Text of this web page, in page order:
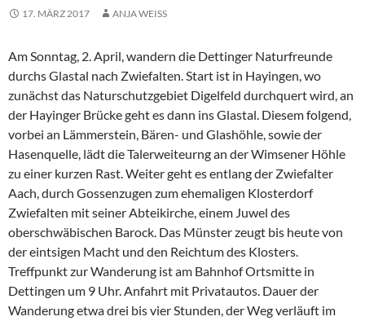
17. MÄRZ 2017 ANJA WEISS
Am Sonntag, 2. April, wandern die Dettinger Naturfreunde
durchs Glastal nach Zwiefalten. Start ist in Hayingen, wo
zunächst das Naturschutzgebiet Digelfeld durchquert wird, an
der Hayinger Brücke geht es dann ins Glastal. Diesem folgend,
vorbei an Lämmerstein, Bären- und Glashöhle, sowie der
Hasenquelle, lädt die Talerweiteurng an der Wimsener Höhle
zu einer kurzen Rast. Weiter geht es entlang der Zwiefalter
Aach, durch Gossenzugen zum ehemaligen Klosterdorf
Zwiefalten mit seiner Abteikirche, einem Juwel des
oberschwäbischen Barock. Das Münster zeugt bis heute von
der eintsigen Macht und den Reichtum des Klosters.
Treffpunkt zur Wanderung ist am Bahnhof Ortsmitte in
Dettingen um 9 Uhr. Anfahrt mit Privatautos. Dauer der
Wanderung etwa drei bis vier Stunden, der Weg verläuft im